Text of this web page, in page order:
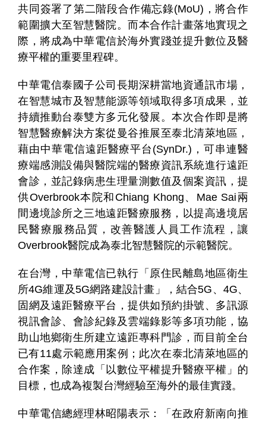
家
庭
業
際
研
發
我
們
共同簽署了第二階段合作備忘錄(MoU)，將合作
範圍擴大至智慧醫院。而本合作計畫落地實現之
際，將成為中華電信於海外實踐並提升數位及醫
療平權的重要里程碑。
中華電信泰國子公司長期深耕當地資通訊市場，
在智慧城市及智慧能源等領域取得多項成果，並
持續推動台泰雙方多元化發展。本次合作即是將
智慧醫療解決方案從曼谷推展至泰北清萊地區，
藉由中華電信遠距醫療平台(SynDr.)，可串連醫
療端感測設備與醫院端的醫療資訊系統進行遠距
會診，並記錄病患生理量測數值及個案資訊，提
供Overbrook本院和Chiang Khong、Mae Sai兩
間邊境診所之三地遠距醫療服務，以提高邊境居
民醫療服務品質，改善醫護人員工作流程，讓
Overbrook醫院成為泰北智慧醫院的示範醫院。
在台灣，中華電信已執行「原住民離島地區衛生
所4G維運及5G網路建設計畫」，結合5G、4G、
固網及遠距醫療平台，提供如預約掛號、多訊源
視訊會診、會診紀錄及雲端錄影等多項功能，協
助山地鄉衛生所建立遠距專科門診，而目前全台
已有11處示範應用案例；此次在泰北清萊地區的
合作案，除達成「以數位平權提升醫療平權」的
目標，也成為複製台灣經驗至海外的最佳實踐。
中華電信總經理林昭陽表示：「在政府新南向推